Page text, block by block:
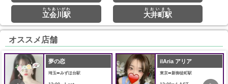
立会川駅
たちあいがわ
大井町駅
おおいまち
オススメ店舗
夢の恋
埼玉➠みずほ台駅
ilAria アリア
東京➠新御徒町駅